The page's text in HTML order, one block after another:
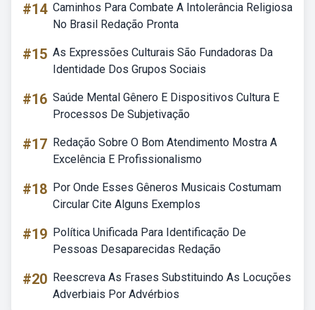
#14 Caminhos Para Combate A Intolerância Religiosa
No Brasil Redação Pronta
#15 As Expressões Culturais São Fundadoras Da
Identidade Dos Grupos Sociais
#16 Saúde Mental Gênero E Dispositivos Cultura E
Processos De Subjetivação
#17 Redação Sobre O Bom Atendimento Mostra A
Excelência E Profissionalismo
#18 Por Onde Esses Gêneros Musicais Costumam
Circular Cite Alguns Exemplos
#19 Política Unificada Para Identificação De
Pessoas Desaparecidas Redação
#20 Reescreva As Frases Substituindo As Locuções
Adverbiais Por Advérbios